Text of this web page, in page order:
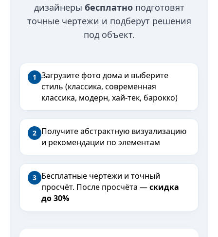
дизайнеры бесплатноподготовят
точные чертежи и подберут решения
под объект.
1
Загрузите фото дома и выберите
стиль (классика, современная
классика, модерн, хай-тек, барокко)
2 Получите абстрактную визуализацию
и рекомендации по элементам
3 Бесплатные чертежи и точный
просчёт. После просчёта —скидка
до 30%